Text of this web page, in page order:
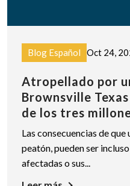
Blog Español Oct 24,
Atropellado por
Brownsville
de los tres
Las consecuencias de
peatón, pueden ser
afectadas o sus...